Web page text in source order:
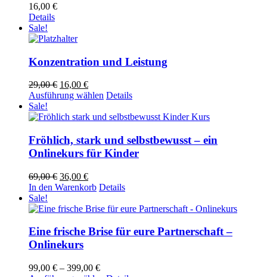
16,00 €
Details
Sale!
Konzentration und Leistung
29,00€ Ursprünglicher
Preis
29,00 €
16,00 €Aktueller
Preis
16,00 €.
Ausführung wählen Dieses
weist
Varianten
auf.
Die
auf
Produktseite
werden
Details
Sale!
Fröhlich, stark und selbstbewusst – ein
Onlinekurs für Kinder
69,00€ Ursprünglicher
Preis
69,00 €
36,00 €Aktueller
Preis
36,00 €.
In den Warenkorb Details
Sale!
Eine frische Brise für eure Partnerschaft –
Onlinekurs
99,00 € – 399,00 €Preisspanne: